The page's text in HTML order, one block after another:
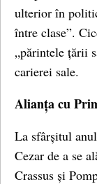
ulterior în
între clase”.
„părintele țării
carierei sale.
Alianța cu
La sfârșitul
Cezar de a se
Crassus și